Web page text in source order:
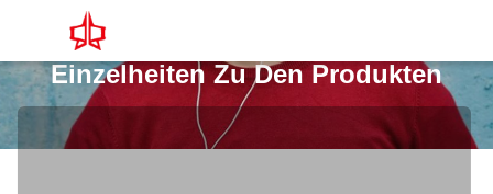
Einzelheiten Zu Den Produkten